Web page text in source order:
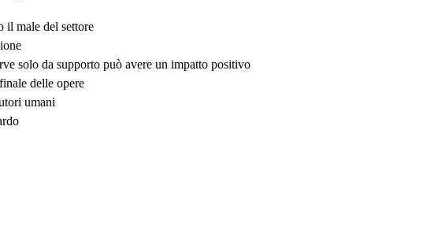
il male del settore
solo da supporto può avere un impatto positivo
delle opere
umani